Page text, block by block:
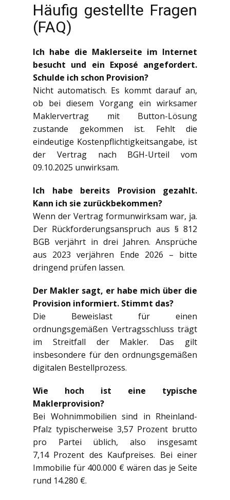
Häufig gestellte Fragen
(FAQ)
Ich habe die Maklerseite im Internet
besucht und ein Exposé angefordert.
Schulde ich schon Provision?
Nicht automatisch. Es kommt darauf an,
ob bei diesem Vorgang ein wirksamer
Maklervertrag mit Button-Lösung
zustande gekommen ist. Fehlt die
eindeutige Kostenpflichtigkeitsangabe, ist
der Vertrag nach BGH-Urteil vom
09.10.2025 unwirksam.
Ich habe bereits Provision gezahlt.
Kann ich sie zurückbekommen?
Wenn der Vertrag formunwirksam war, ja.
Der Rückforderungsanspruch aus § 812
BGB verjährt in drei Jahren. Ansprüche
aus 2023 verjähren Ende 2026 – bitte
dringend prüfen lassen.
Der Makler sagt, er habe mich über die
Provision informiert. Stimmt das?
Die Beweislast für einen
ordnungsgemäßen Vertragsschluss trägt
im Streitfall der Makler. Das gilt
insbesondere für den ordnungsgemäßen
digitalen Bestellprozess.
Wie hoch ist eine typische
Maklerprovision?
Bei Wohnimmobilien sind in Rheinland-
Pfalz typischerweise 3,57 Prozent brutto
pro Partei üblich, also insgesamt
7,14 Prozent des Kaufpreises. Bei einer
Immobilie für 400.000 € wären das je Seite
rund 14.280 €.